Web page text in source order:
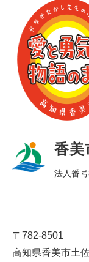
香美
法人番
〒782-8501
高知県香美市土